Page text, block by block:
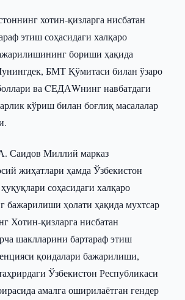
хотин-қизларга нисбатан
этиш соҳасидаги халқаро
бориши ҳақида
БМТ Қўмитаси билан ўзаро
ва CЕДАWнинг навбатдаги
кўриш билан боғлиқ масалалар
Саидов Миллий марказ
жиҳатлари ҳамда Ўзбекистон
соҳасидаги халқаро
бажарилиши ҳолати ҳақида мухтсар
Хотин-қизларга нисбатан
шаклларини бартараф этиш
қоидалари бажарилиши,
Ўзбекистон Республикаси
амалга оширилаётган гендер